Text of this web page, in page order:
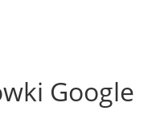
Google